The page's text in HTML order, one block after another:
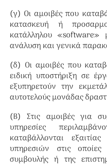
(γ) Οι αμοιβές που
κατασκευή ή
κατάλληλου
ανάλυση και γενικά
(δ) Οι αμοιβές που
ειδική υποστήριξη σε
εξυπηρετούν την
αυτοτελούς μονάδας
(Β) Στις αμοιβές για
υπηρεσίες
καταβάλλονται
υπηρεσιών στις
συμβουλής ή της